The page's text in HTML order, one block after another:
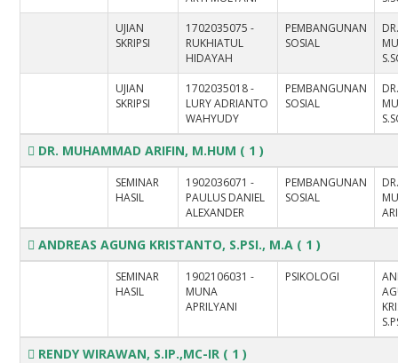
UJIAN
SKRIPSI
1702035075 -
RUKHIATUL
HIDAYAH
PEMBANGUNAN
SOSIAL
UJIAN
SKRIPSI
1702035018 -
LURY ADRIANTO
WAHYUDY
PEMBANGUNAN
SOSIAL
DR. MUHAMMAD ARIFIN, M.HUM ( 1 )
SEMINAR
HASIL
1902036071 -
PAULUS DANIEL
ALEXANDER
PEMBANGUNAN
SOSIAL
ANDREAS AGUNG KRISTANTO, S.PSI., M.A ( 1 )
SEMINAR
HASIL
1902106031 -
MUNA
APRILYANI
PSIKOLOGI
RENDY WIRAWAN, S.IP.,MC-IR ( 1 )